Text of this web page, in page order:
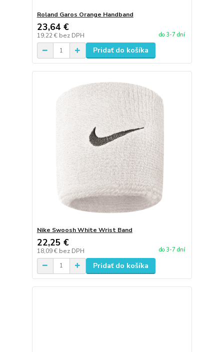
Roland Garos Orange Handband
23,64 €
19,22 € bez DPH do 3-7 dní
Pridať do košíka
Nike Swoosh White Wrist Band
22,25 €
18,09 € bez DPH do 3-7 dní
Pridať do košíka